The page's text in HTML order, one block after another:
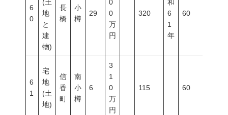
6
0
(土
地
と
建
物)
長
橋
小
樽
29
0
0
万
円
320
和
6
1
年
60
6
1
宅
地
(土
地)
信
香
町
南
小
樽
6
3
1
0
万
円
115 60